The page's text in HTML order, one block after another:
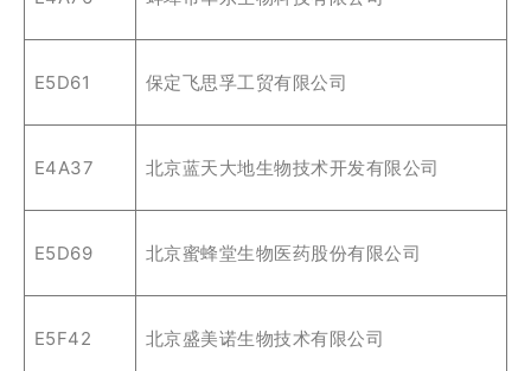
E5D61 保定飞思孚工贸有限公司
E4A37 北京蓝天大地生物技术开发有限公司
E5D69 北京蜜蜂堂生物医药股份有限公司
E5F42 北京盛美诺生物技术有限公司